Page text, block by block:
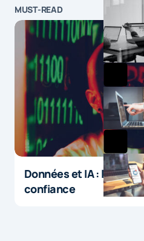
MUST-READ
Données et IA : le
confiance